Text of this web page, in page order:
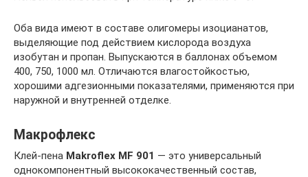
Оба вида имеют в составе олигомеры изоцианатов,
выделяющие под действием кислорода воздуха
изобутан и пропан. Выпускаются в баллонах объемом
400, 750, 1000 мл. Отличаются влагостойкостью,
хорошими адгезионными показателями, применяются при
наружной и внутренней отделке.
Макрофлекс
Клей-пена Makroflex MF 901 — это универсальный
однокомпонентный высококачественный состав,